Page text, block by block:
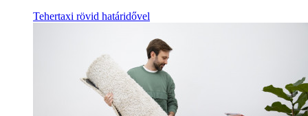
Tehertaxi rövid határidővel